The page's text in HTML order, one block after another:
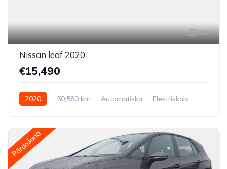
23
Nissan leaf 2020
€15,490
2020 50,580 km Automātiskā
Elektriskais
Pārdošanā